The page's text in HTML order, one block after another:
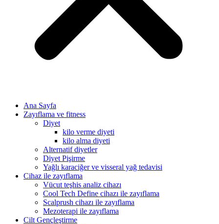
Ana Sayfa
Zayıflama ve fitness
Diyet
kilo verme diyeti
kilo alma diyeti
Alternatif diyetler
Diyet Pişirme
Yağlı karaciğer ve visseral yağ tedavisi
Cihaz ile zayıflama
Vücut teşhis analiz cihazı
Cool Tech Define cihazı ile zayıflama
Scalprush cihazı ile zayıflama
Mezoterapi ile zayıflama
Cilt Gençleştirme